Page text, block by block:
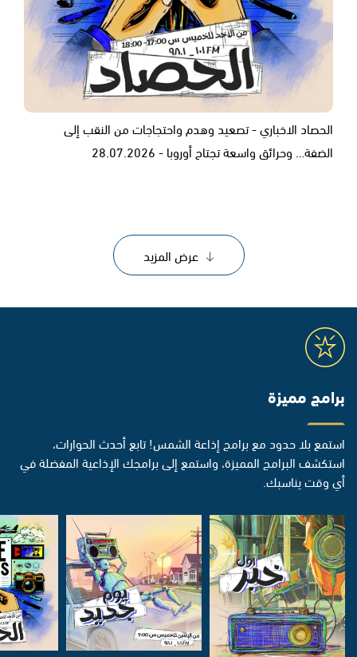
الحصاد الاخباري - تصعيد وهدم واحتجاجات من النقب إلى
الضفة… وحرائق واسعة تجتاح أوروبا - 28.07.2026
عرض المزيد
برامج مميزة
استمع بلا حدود مع برامج إذاعة الشمس! تابع أحدث الحوارات،
استكشف البرامج المميزة، واستمع إلى برامجك الإذاعية المفضلة في
أي وقت يناسبك.